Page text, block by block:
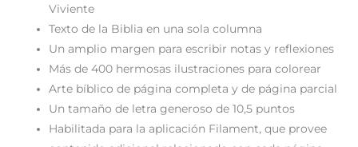
Viviente
Texto de la Biblia en una sola columna
Un amplio margen para escribir notas y reflexiones
Más de 400 hermosas ilustraciones para colorear
Arte bíblico de página completa y de página parcial
Un tamaño de letra generoso de 10,5 puntos
Habilitada para la aplicación Filament, que provee